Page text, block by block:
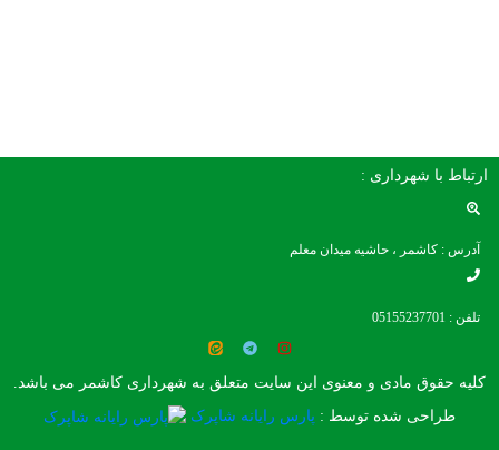
ارتباط با شهرداری :
آدرس : کاشمر ، حاشیه میدان معلم
تلفن : 05155237701
کلیه حقوق مادی و معنوی این سایت متعلق به شهرداری کاشمر می باشد.
طراحی شده توسط : پارس رایانه شاپرک